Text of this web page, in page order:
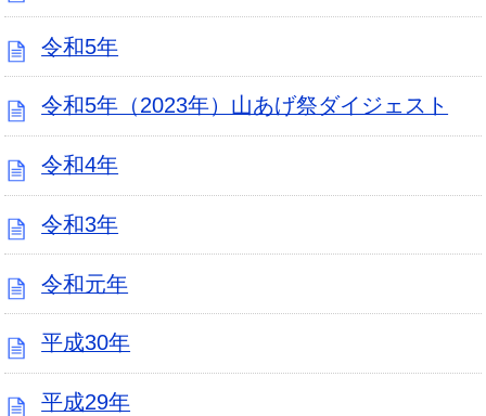
令和5年
令和5年（2023年）山あげ祭ダイジェスト
令和4年
令和3年
令和元年
平成30年
平成29年